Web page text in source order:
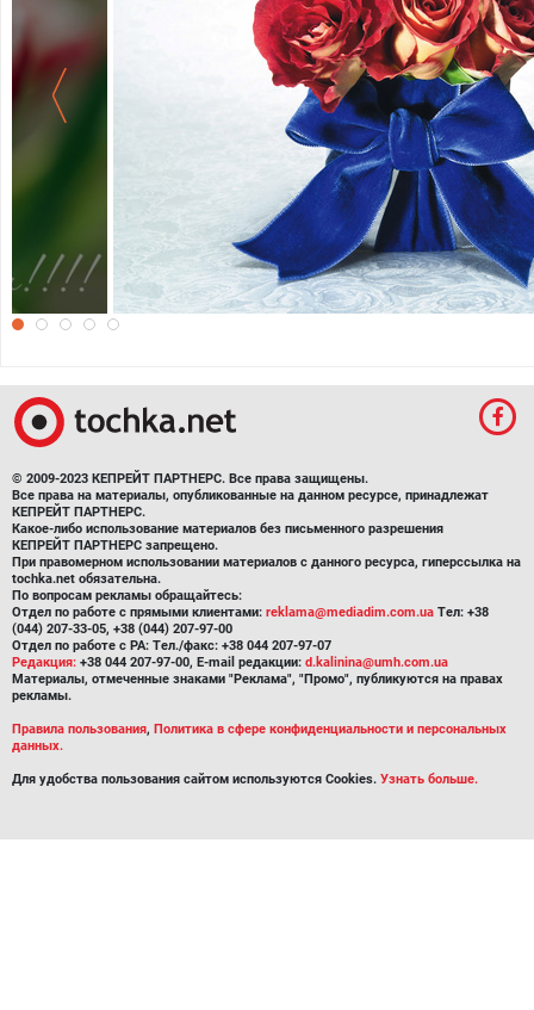
С праздником 8 марта
© 2009-2023 КЕПРЕЙТ ПАРТНЕРС. Все права защищены.
Все права на материалы, опубликованные на данном ресурсе, принадлежат
КЕПРЕЙТ ПАРТНЕРС.
Какое-либо использование материалов без письменного разрешения
КЕПРЕЙТ ПАРТНЕРС запрещено.
При правомерном использовании материалов с данного ресурса, гиперссылка на
tochka.net обязательна.
По вопросам рекламы обращайтесь:
Отдел по работе с прямыми клиентами: reklama@mediadim.com.ua Тел: +38
(044) 207-33-05, +38 (044) 207-97-00
Отдел по работе с РА: Тел./факс: +38 044 207-97-07
Редакция: +38 044 207-97-00, E-mail редакции: d.kalinina@umh.com.ua
Материалы, отмеченные знаками "Реклама", "Промо", публикуются на правах
рекламы.
Правила пользования, Политика в сфере конфиденциальности и персональных
данных.
Для удобства пользования сайтом используются Cookies. Узнать больше.